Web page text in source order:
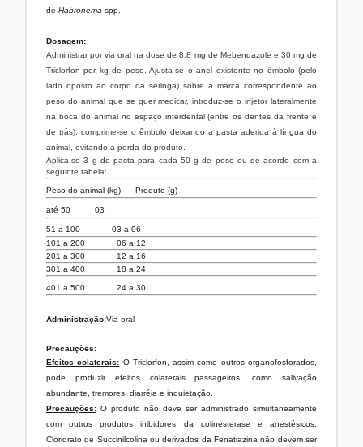
de Habronema spp.
Dosagem:
Administrar por via oral na dose de 8,8 mg de Mebendazole e 30 mg de
Triclorfon por kg de peso. Ajusta-se o anel existente no êmbolo (pelo
lado oposto ao corpo da seringa) sobre a marca correspondente ao
peso do animal que se quer medicar, introduz-se o injetor lateralmente
na boca do animal no espaço interdental (entre os dentes da frente e
de trás), comprime-se o êmbolo deixando a pasta aderida à língua do
animal, evitando a perda do produto.
Aplica-se 3 g de pasta para cada 50 g de peso ou de acordo com a
seguinte tabela:
Peso do animal (kg) Produto (g)
até 50 03
51 a 100
03 a 06
101 a 200
06 a 12
201 a 300
12 a 16
301 a 400
18 a 24
401 a 500 24 a 30
Administração:Via oral
Precauções:
Efeitos colaterais: O Triclorfon, assim como outros organofosforados,
pode produzir efeitos colaterais passageiros, como salivação
abundante, tremores, diarréia e inquietação.
Precauções: O produto não deve ser administrado simultaneamente
com outros produtos inibidores da colinesterase e anestésicos.
Cloridrato de Succinilcolina ou derivados da Fenatiazina não devem ser